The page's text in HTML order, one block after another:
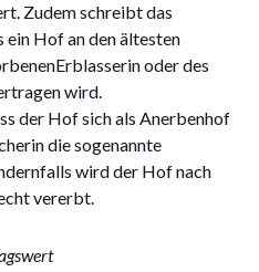
Zudem schreibt das
ein Hof an den ältesten
oder des
wird.
der Hof sich als Anerbenhof
die sogenannte
wird der Hof nach
vererbt.